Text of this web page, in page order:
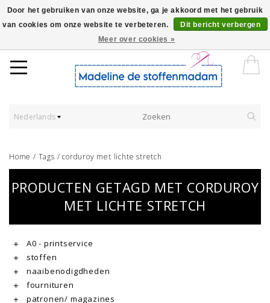
Worldwide Shipping - Onze stoffen worden verkocht per 10 cm.
Nederlands
Home / Tags /corduroy met lichte stretch
PRODUCTEN GETAGD MET CORDUROY
MET LICHTE STRETCH
A0 - printservice
stoffen
naaibenodigdheden
fournituren
patronen/ magazines
Door het gebruiken van onze website, ga je akkoord met het gebruik
van cookies om onze website te verbeteren.
Dit bericht verbergen
Meer over cookies »